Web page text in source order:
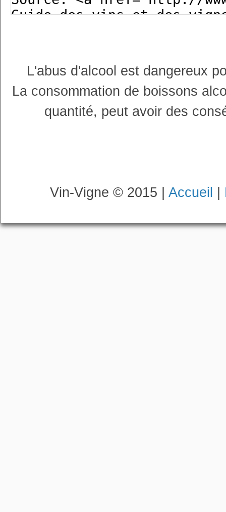
L'abus d'alcool est dangereux
La consommation de boissons
quantité, peut avoir des
Vin-Vigne © 2015 | Accueil